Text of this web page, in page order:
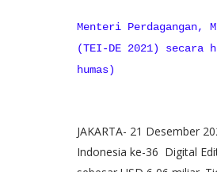
Menteri Perdagangan,
(TEI-DE 2021) secara
humas)
JAKARTA- 21 Desember
Indonesia ke-36 Digital